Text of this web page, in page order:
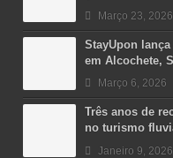
Março 23, 2026
StayUpon
em Alcochete,
Março 6, 2026
Três anos de
no turismo
Janeiro 9, 2026